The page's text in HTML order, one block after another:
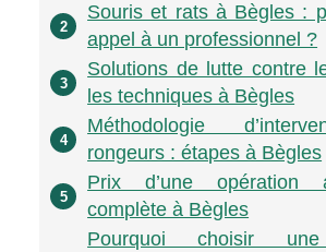
2
Souris et rats à Bègles :
appel à un professionnel ?
3
Solutions de lutte contre
les techniques à Bègles
4
Méthodologie
rongeurs : étapes à Bègles
5
Prix d’une opération
complète à Bègles
Pourquoi choisir une